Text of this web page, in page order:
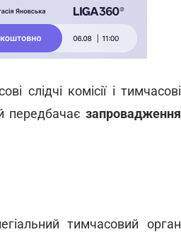
слідчі комісії і тимчасові
передбачаєзапровадження
тимчасовий орган